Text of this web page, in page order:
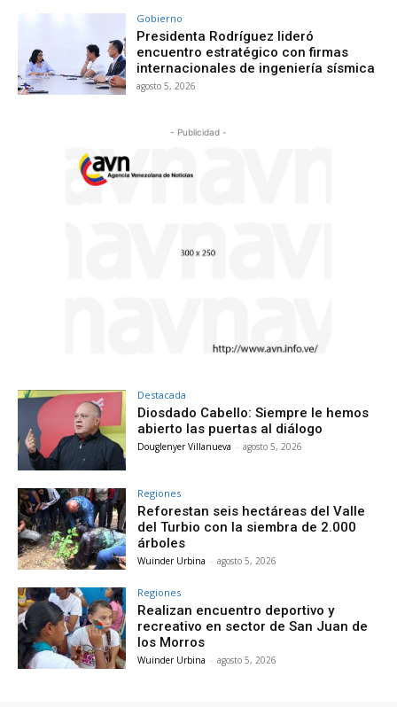
Gobierno
Presidenta Rodríguez lideró
encuentro estratégico con firmas
internacionales de ingeniería sísmica
agosto 5, 2026
- Publicidad -
Destacada
Diosdado Cabello: Siempre le hemos
abierto las puertas al diálogo
Douglenyer Villanueva - agosto 5, 2026
Regiones
Reforestan seis hectáreas del Valle
del Turbio con la siembra de 2.000
árboles
Wuinder Urbina - agosto 5, 2026
Regiones
Realizan encuentro deportivo y
recreativo en sector de San Juan de
los Morros
Wuinder Urbina - agosto 5, 2026